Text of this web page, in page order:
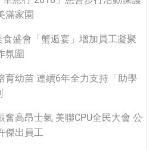
滿家園
盛會「蟹逅宴」增加員工凝聚
氛圍
育幼苗 連續6年全力支持「助學
奮高昂士氣 美聯CPU全民大會 公
傑出員工